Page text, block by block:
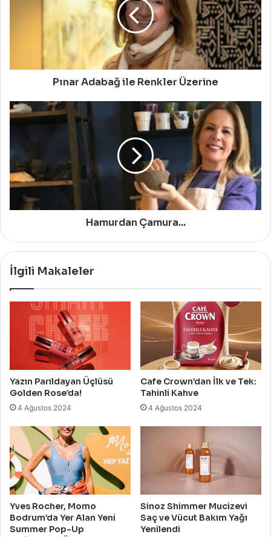
Pınar Adabağ ile Renkler Üzerine
Hamurdan
Çamura...
Hamurdan Çamura...
İlgili Makaleler
Yazın Parıldayan Üçlüsü
Golden Rose’da!
4 Ağustos 2024
Cafe Crown’dan İlk ve Tek:
Tahinli Kahve
4 Ağustos 2024
Yves Rocher, Momo
Bodrum’da Yer Alan Yeni
Summer Pop-Up
Sinoz Shimmer Mucizevi
Saç ve Vücut Bakım Yağı
Yenilendi